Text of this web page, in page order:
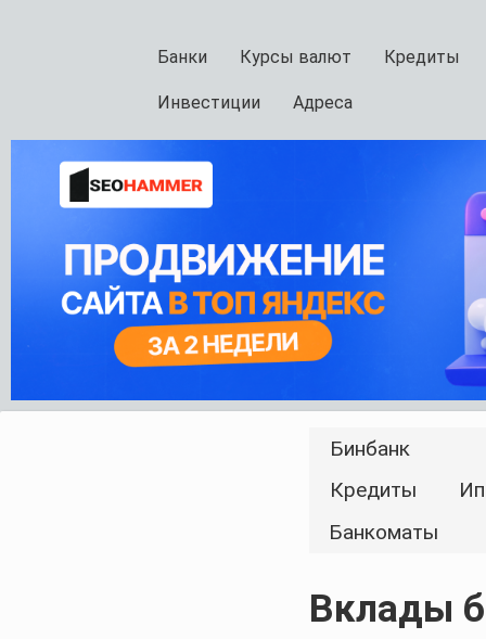
Банки Курсы валют Кредиты
Инвестиции Адреса
Бинбанк
Кредиты
Банкоматы
Вклады